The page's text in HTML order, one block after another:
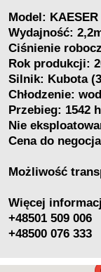
Model: KAESER
Wydajność:
Ciśnienie
Rok produkcji:
Silnik: Kubota
Chłodzenie:
Przebieg: 1542
Nie
Cena do
Możliwość
Więcej
+48501 509 006
+48500 076 333